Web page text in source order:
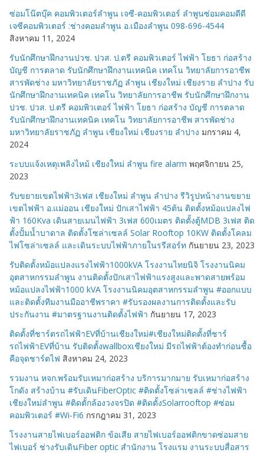
ซ่อมโน๊ตบุ๊ค คอมพิวเตอร์ลำพูน เจซี-คอมพิวเตอร์ ลำพูนซ่อมคอมดีดี
เจซีคอมพิวเตอร์ :ช่างคอมลำพูน อ.เมืองลำพูน 098-696-4544
สิงหาคม 11, 2024
รับนักศึกษาฝึกงานปวช. ปวส. ป.ตรี คอมพิวเตอร์ ไฟฟ้า โยธา ก่อสร้าง
บัญชี การตลาด รับนักศึกษาฝึกงานเทคนิค เทคโน วิทยาลัยการอาชีพ
สารพัดช่าง มหาวิทยาลัยราชภัฏ ลำพูน เชียงใหม่ เชียงราย ลำปาง รับ
นักศึกษาฝึกงานเทคนิค เทคโน วิทยาลัยการอาชีพ รับนักศึกษาฝึกงาน
ปวช. ปวส. ป.ตรี คอมพิวเตอร์ ไฟฟ้า โยธา ก่อสร้าง บัญชี การตลาด
รับนักศึกษาฝึกงานเทคนิค เทคโน วิทยาลัยการอาชีพ สารพัดช่าง
มหาวิทยาลัยราชภัฏ ลำพูน เชียงใหม่ เชียงราย ลำปาง มกราคม 4,
2024
ระบบแจ้งเหตุเพลิงไหม้ เชียงใหม่ ลำพูน fire alarm พฤศจิกายน 25,
2023
รับขยายเขตไฟฟ้า3เฟส เชียงใหม่ ลำพูน ลำปาง รีวิรูปหน้างานขยาย
เขตไฟฟ้า อ.แม่ออน เชียงใหม่ ปักเสาไฟฟ้า 45ต้น ติดตั้งหม้อแปลงไฟ
ฟ้า 160Kva เดินสายเมนไฟฟ้า 3เฟส 600เมตร ติดตั้งตู้MDB 3เฟส ติด
ตั้งปั้มน้ำบาดาล ติดตั้งโซล่าเซลล์ Solar Rooftop 10KW ติดตั้งโคลม
ไฟโซล่าเซลล์ และเดินระบบไฟฟ้าภายในรรีสอร์ท กันยายน 23, 2023
รับติดตั้งหม้อแปลงแรงไฟฟ้า1000kVA โรงงานไทยนิจิ โรงงานนิคม
อุตสาหกรรมลำพูน งานติดตั้งปักเสาไฟฟ้าแรงสูงและพาดสายพร้อม
หม้อแปลงไฟฟ้า1000 kVA โรงงานนิคมอุตสาหกรรมลำพูน #ออกแบบ
และติดตั้งทีมงานมืออาชีพราคา #รับรองผลงานการติดตั้งและรับ
ประกันงาน #มาตรฐานงานติดตั้งไฟฟ้า กันยายน 17, 2023
ติดตั้งที่ชาร์ตรถไฟฟ้าEVที่บ้านเชียงใหม่#เชียงใหม่ติดตั้งที่ชาร์
รถไฟฟ้าEVที่บ้าน รับติดตั้งwallboxเชียงใหม่ มีรถไฟฟ้าต้องทำก่อนซื้อ
คือจุดชาร์ตไฟ สิงหาคม 24, 2023
รวมงาน หจก.พร้อมรับเหมาก่อสร้าง บริการมากมาย รับเหมาก่อสร้าง
โกดัง สร้างบ้าน #รับเดินFiberOptic #ติดตั้งโซล่าเซลล์ #ช่างไฟฟ้า
เชียงใหม่ลำพูน #ติดตั้กล้องวงจรปิด #ติดตั้งSolarrooftop #ซ่อม
คอมพิวเตอร์ #Wi-Fi6 กรกฎาคม 31, 2023
โรงงานสายไฟเบอร์ออฟติก ข้อเสีย สายไฟเบอร์ออฟติกขาดซ่อมสาย
ไฟเบอร์ ช่างรับเดินFiber optic สำนักงาน โรงแรม งานระบบสื่อสาร